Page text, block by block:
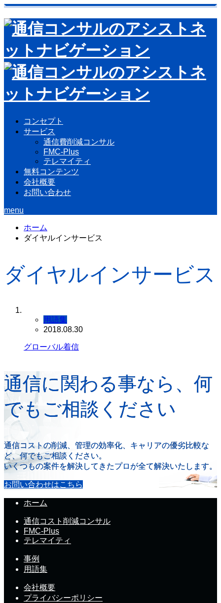
コンセプト
サービス
通信費削減コンサル
FMC-Plus
テレマイティ
無料コンテンツ
会社概要
お問い合わせ
menu
ホーム
ダイヤルインサービス
ダイヤルインサービス
用語集
2018.08.30
グローバル着信
通信に関わる事なら、何
でもご相談ください
通信コストの削減、管理の効率化、キャリアの優劣比較な
ど、何でもご相談ください。
いくつもの案件を解決してきたプロが全て解決いたします。
お問い合わせはこちら
ホーム
通信コスト削減コンサル
FMC-Plus
テレマイティ
事例
用語集
会社概要
プライバシーポリシー